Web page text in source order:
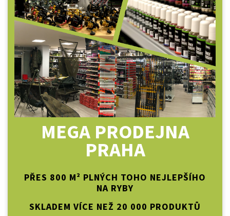
MEGA PRODEJNA
PRAHA
PŘES 800 M² PLNÝCH TOHO NEJLEPŠÍHO
NA RYBY
SKLADEM VÍCE NEŽ 20 000 PRODUKTŮ